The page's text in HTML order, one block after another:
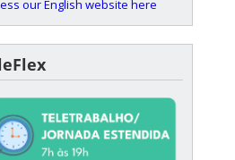
our English website here